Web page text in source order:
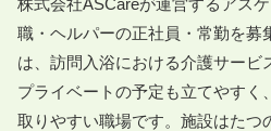
株式会社ASCareが運営するアス
職・ヘルパーの正社員・常勤を募
は、訪問入浴における介護サービ
プライベートの予定も立てやすく
取りやすい職場です。施設はたつ